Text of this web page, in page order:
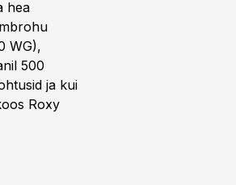
hea
WG),
500
ja kui
Roxy